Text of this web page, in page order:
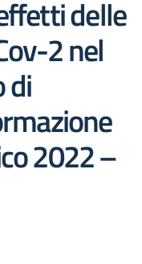
delle
2 nel
di
2022 –